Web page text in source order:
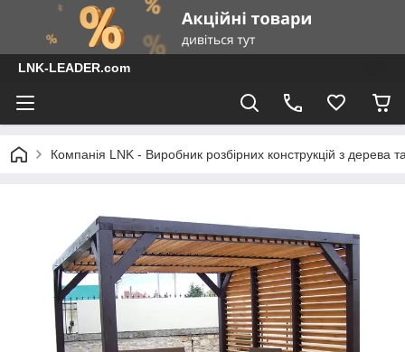
LNK-LEADER.com
Компанія LNK - Виробник розбірних конструкцій з дерева